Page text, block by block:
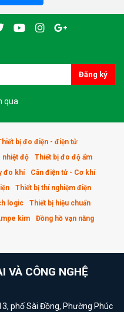
Đăng ký
qua
bị đo điện - điện tử
nhiệt độ
Thiết bị đo độ ẩm
đo khí
Cân điện tử - Cơ khí
Thiết bị thí nghiệm điện
logic
Thiết bị hiệu chuẩn
kìm
Đồng hồ vạn năng
VÀ CÔNG NGHỆ
phố Sài Đồng, Phường Phúc